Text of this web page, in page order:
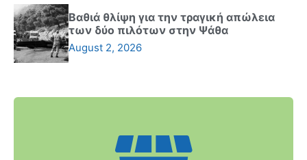
Βαθιά θλίψη για την τραγική απώλεια
των δύο πιλότων στην Ψάθα
August 2, 2026